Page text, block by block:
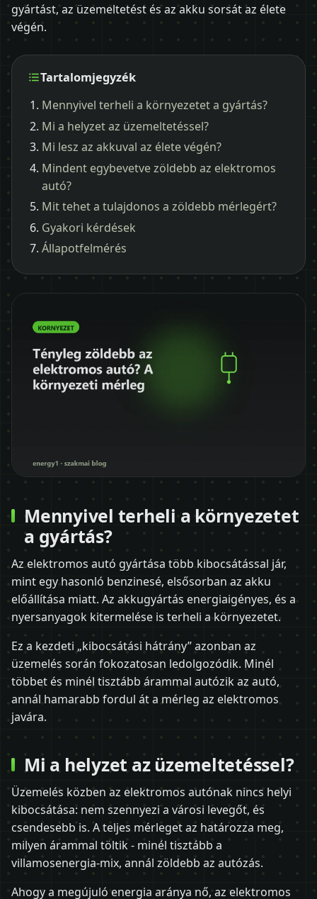
gyártást, az üzemeltetést és az akku sorsát az élete
végén.
Tartalomjegyzék
Mennyivel terheli a környezetet a gyártás?
Mi a helyzet az üzemeltetéssel?
Mi lesz az akkuval az élete végén?
Mindent egybevetve zöldebb az elektromos
autó?
Mit tehet a tulajdonos a zöldebb mérlegért?
Gyakori kérdések
Állapotfelmérés
Mennyivel terheli a környezetet
a gyártás?
Az elektromos autó gyártása több kibocsátással jár,
mint egy hasonló benzinesé, elsősorban az akku
előállítása miatt. Az akkugyártás energiaigényes, és a
nyersanyagok kitermelése is terheli a környezetet.
Ez a kezdeti „kibocsátási hátrány” azonban az
üzemelés során fokozatosan ledolgozódik. Minél
többet és minél tisztább árammal autózik az autó,
annál hamarabb fordul át a mérleg az elektromos
javára.
Mi a helyzet az üzemeltetéssel?
Üzemelés közben az elektromos autónak nincs helyi
kibocsátása: nem szennyezi a városi levegőt, és
csendesebb is. A teljes mérleget az határozza meg,
milyen árammal töltik - minél tisztább a
villamosenergia-mix, annál zöldebb az autózás.
Ahogy a megújuló energia aránya nő, az elektromos